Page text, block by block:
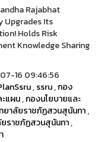
Rajabhat
Upgrades Its
Holds Risk
Knowledge Sharing
16 09:46:56
,ssru,กอง
แผน,กองนโยบายและ
ยาลัยราชภัฏสวนสุนันทา,
ยราชภัฏสวนสุนันทา,